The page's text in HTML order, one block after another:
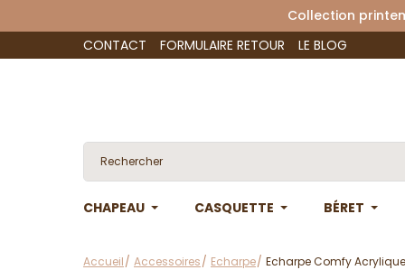
Collection
CONTACT
FORMULAIRE RETOUR LE BLOG
CHAPEAU CASQUETTE BÉRET
Accueil Accessoires Echarpe Echarpe Comfy